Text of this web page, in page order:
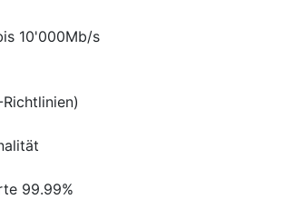
10'000Mb/s
99.99%